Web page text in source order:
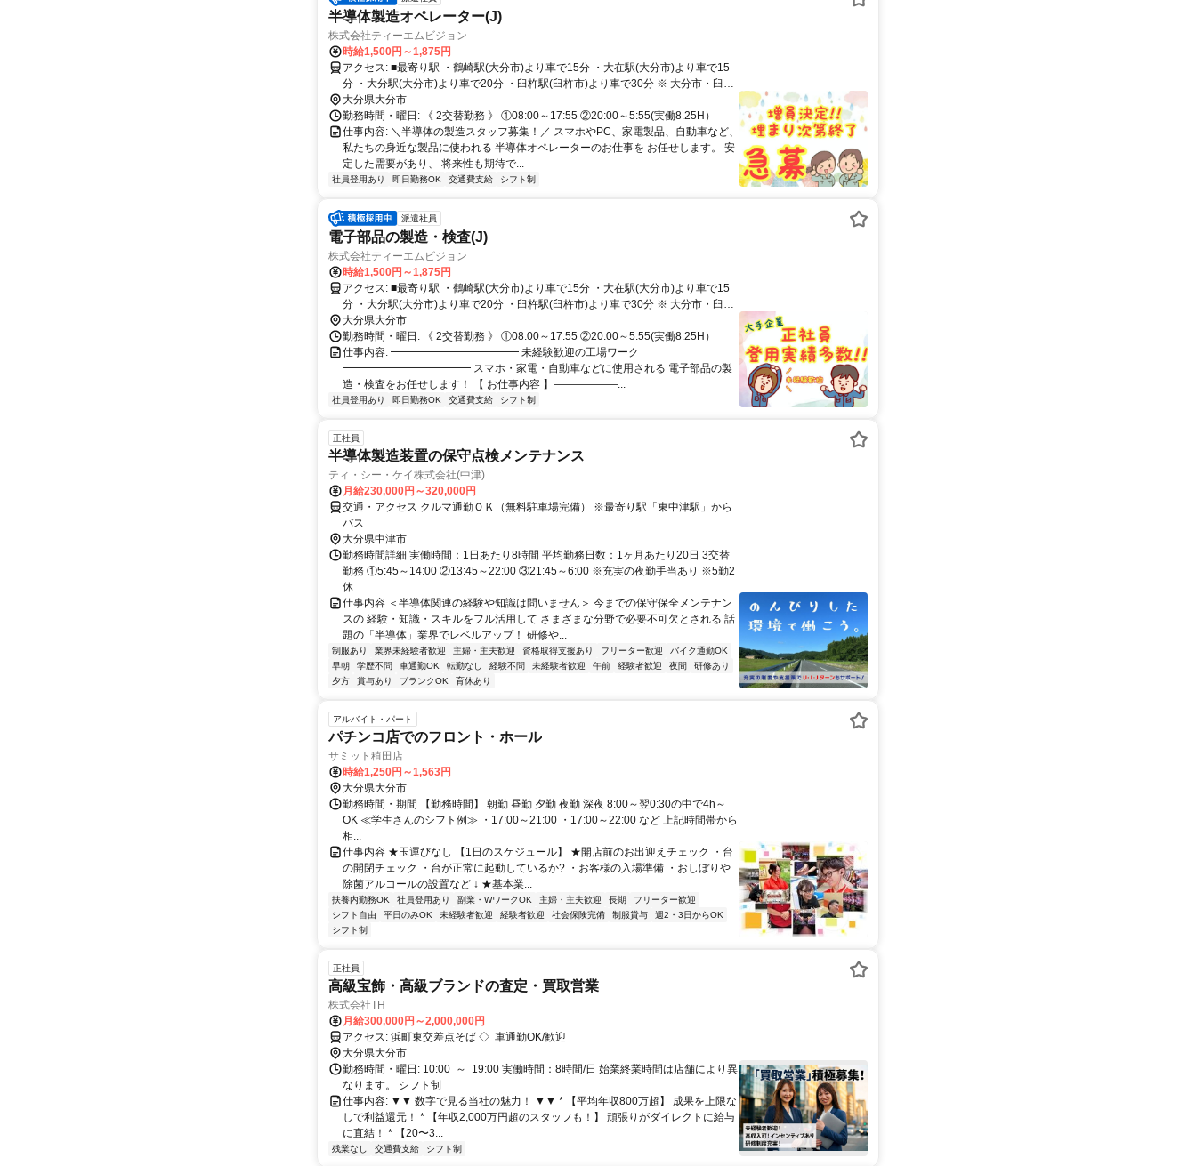
半導体製造オペレーター(J)
株式会社ティーエムビジョン
時給1,500円～1,875円
アクセス: ■最寄り駅 ・鶴崎駅(大分市)より車で15分 ・大在駅(大分市)より車で15
分 ・大分駅(大分市)より車で20分 ・臼杵駅(臼杵市)より車で30分 ※ 大分市・臼杵
市と他多数勤務地あり。
大分県大分市
勤務時間・曜日: 《 2交替勤務 》 ①08:00～17:55 ②20:00～5:55(実働8.25H）
仕事内容: ＼半導体の製造スタッフ募集！／ スマホやPC、家電製品、自動車など、
私たちの身近な製品に使われる 半導体オペレーターのお仕事を お任せします。 安
定した需要があり、 将来性も期待で...
社員登用あり 即日勤務OK 交通費支給 シフト制
派遣社員
電子部品の製造・検査(J)
株式会社ティーエムビジョン
時給1,500円～1,875円
アクセス: ■最寄り駅 ・鶴崎駅(大分市)より車で15分 ・大在駅(大分市)より車で15
分 ・大分駅(大分市)より車で20分 ・臼杵駅(臼杵市)より車で30分 ※ 大分市・臼杵
市と他多数勤務地あり。
大分県大分市
勤務時間・曜日: 《 2交替勤務 》 ①08:00～17:55 ②20:00～5:55(実働8.25H）
仕事内容: ━━━━━━━━━━━━ 未経験歓迎の工場ワーク
━━━━━━━━━━━━ スマホ・家電・自動車などに使用される 電子部品の製
造・検査をお任せします！ 【 お仕事内容 】――――――...
社員登用あり 即日勤務OK 交通費支給 シフト制
正社員
半導体製造装置の保守点検メンテナンス
ティ・シー・ケイ株式会社(中津)
月給230,000円～320,000円
交通・アクセス クルマ通勤ＯＫ（無料駐車場完備） ※最寄り駅「東中津駅」から
バス
大分県中津市
勤務時間詳細 実働時間：1日あたり8時間 平均勤務日数：1ヶ月あたり20日 3交替
勤務 ①5:45～14:00 ②13:45～22:00 ③21:45～6:00 ※充実の夜勤手当あり ※5勤2
休
仕事内容 ＜半導体関連の経験や知識は問いません＞ 今までの保守保全メンテナン
スの 経験・知識・スキルをフル活用して さまざまな分野で必要不可欠とされる 話
題の「半導体」業界でレベルアップ！ 研修や...
制服あり 業界未経験者歓迎 主婦・主夫歓迎 資格取得支援あり フリーター歓迎
バイク通勤OK
早朝
学歴不問 車通勤OK 転勤なし 経験不問 未経験者歓迎 午前 経験者歓迎 夜間
研修あり
夕方
賞与あり ブランクOK 育休あり
アルバイト・パート
パチンコ店でのフロント・ホール
サミット稙田店
時給1,250円～1,563円
大分県大分市
勤務時間・期間 【勤務時間】 朝勤 昼勤 夕勤 夜勤 深夜 8:00～翌0:30の中で4h～
OK ≪学生さんのシフト例≫ ・17:00～21:00 ・17:00～22:00 など 上記時間帯から
相...
仕事内容 ★玉運びなし 【1日のスケジュール】 ★開店前のお出迎えチェック ・台
の開閉チェック ・台が正常に起動しているか? ・お客様の入場準備 ・おしぼりや
除菌アルコールの設置など ↓ ★基本業...
扶養内勤務OK 社員登用あり 副業・WワークOK 主婦・主夫歓迎 長期
フリーター歓迎
シフト自由
平日のみOK 未経験者歓迎 経験者歓迎 社会保険完備 制服貸与
週2・3日からOK
シフト制
正社員
高級宝飾・高級ブランドの査定・買取営業
株式会社TH
月給300,000円～2,000,000円
アクセス: 浜町東交差点そば ◇ 車通勤OK/歓迎
大分県大分市
勤務時間・曜日: 10:00 ～ 19:00 実働時間：8時間/日 始業終業時間は店舗により異
なります。 シフト制
仕事内容: ▼▼ 数字で見る当社の魅力！ ▼▼ * 【平均年収800万超】 成果を上限な
しで利益還元！ * 【年収2,000万円超のスタッフも！】 頑張りがダイレクトに給与
に直結！ * 【20〜3...
残業なし 交通費支給 シフト制